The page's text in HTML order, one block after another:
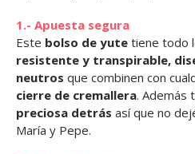
1.- Apuesta segura
Este bolso de yute tiene todo
resistente y transpirable,
neutros que combinen con
cierre de cremallera. Además
preciosa detrás así que no
María y Pepe.